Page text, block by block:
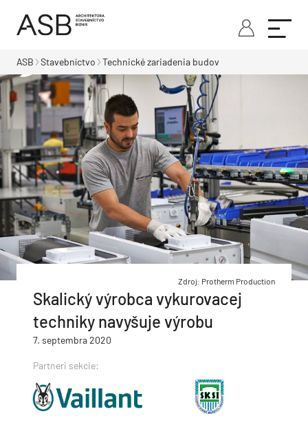
ASB Stavebníctvo Technické zariadenia budov
Zdroj: Protherm Production
Skalický výrobca vykurovacej
techniky navyšuje výrobu
7. septembra 2020
Partneri sekcie: